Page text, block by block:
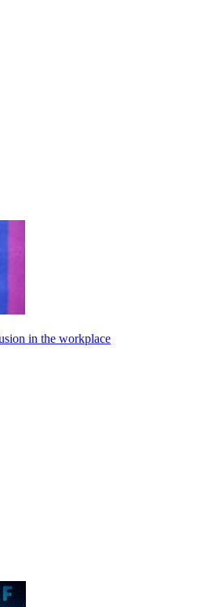
in the workplace